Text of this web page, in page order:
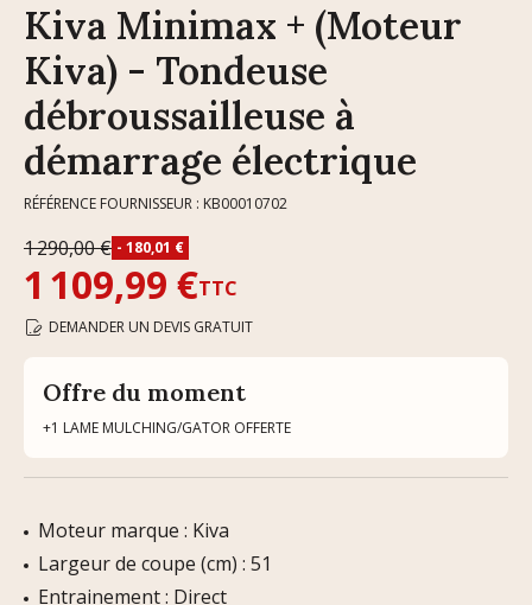
Kiva Minimax + (Moteur
Kiva) - Tondeuse
débroussailleuse à
démarrage électrique
RÉFÉRENCE FOURNISSEUR : KB00010702
1 290,00 € - 180,01 €
1 109,99 €TTC
DEMANDER UN DEVIS GRATUIT
Offre du moment
+1 LAME MULCHING/GATOR OFFERTE
Moteur marque : Kiva
Largeur de coupe (cm) : 51
Entrainement : Direct